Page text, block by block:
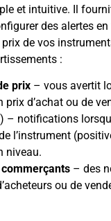
et intuitive. Il
des alertes
de vos
:
prix – vous avertit
d’achat ou de
) – notifications
l’instrument
niveau.
– des
ou de